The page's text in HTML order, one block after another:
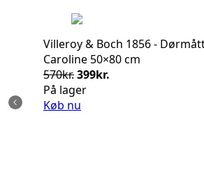
Villeroy & Boch 1856 -
Caroline 50×80 cm
570kr.Den
oprindelige
pris
399kr.
På lager
Køb nu